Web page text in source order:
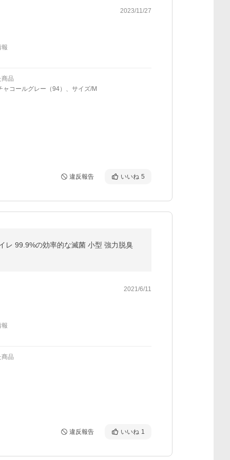
2023/11/27
報
品
ャコールグレー（94）、サイズ/M
違反報告 いいね 5
レ 99.9%の効率的な滅菌 小型 強力脱臭
2021/6/11
報
品
違反報告 いいね 1